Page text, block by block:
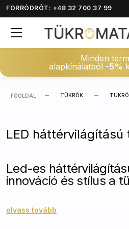
FORRÓDRÓT: +48 32 700 37 99
Minden
alapkínálatból -5%
FŐOLDAL TÜKRÖK
LED háttérvilágítású
Led-es
innováció és stílus a
Fedezze fel a led-es
olvass tovább